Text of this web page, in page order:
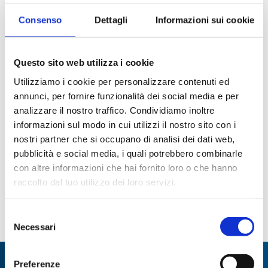
Consenso Dettagli Informazioni sui cookie
Questo sito web utilizza i cookie
Utilizziamo i cookie per personalizzare contenuti ed
annunci, per fornire funzionalità dei social media e per
analizzare il nostro traffico. Condividiamo inoltre
informazioni sul modo in cui utilizzi il nostro sito con i
nostri partner che si occupano di analisi dei dati web,
pubblicità e social media, i quali potrebbero combinarle
con altre informazioni che hai fornito loro o che hanno
raccolto dal tuo utilizzo dei loro servizi.
del
consenso
Necessari
Preferenze
sterili
Puntali in refill NEPTUNE
Puntali sterili con filtro in
rack NEPTUNE
Paginazione